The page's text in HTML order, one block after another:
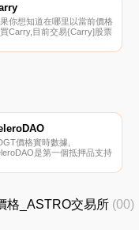
表.
你想知道在哪里以當前價格
Carry,目前交易{Carry]股票
、Gate.io、HuoCRE、
價格實時數據,
是第一個抵押品支持
現有最快、最安全的區塊鏈
贈款計劃的最高贈款.
格_ASTRO交易所 (00)